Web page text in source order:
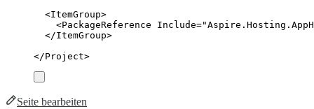
<ItemGroup>
<PackageReference Include="
</ItemGroup>
</Project>
Seite bearbeiten